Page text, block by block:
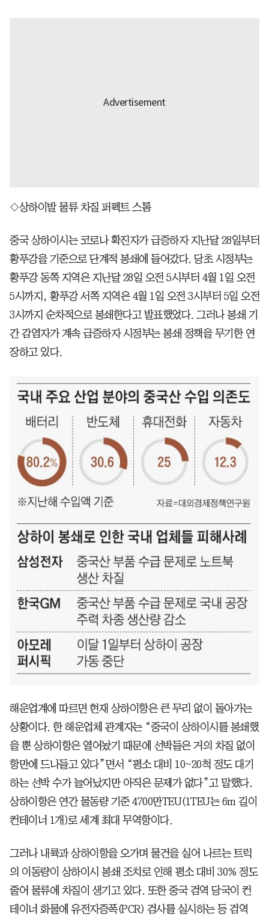
◇상하이발 물류 차질 퍼펙트 스톰
중국 상하이시는 코로나 확진자가 급증하자 지난달 28일부터
황푸강을 기준으로 단계적 봉쇄에 들어갔다. 당초 시정부는
황푸강 동쪽 지역은 지난달 28일 오전 5시부터 4월 1일 오전
5시까지, 황푸강 서쪽 지역은 4월 1일 오전 3시부터 5일 오전
3시까지 순차적으로 봉쇄한다고 발표했었다. 그러나 봉쇄 기
간 감염자가 계속 급증하자 시정부는 봉쇄 정책을 무기한 연
장하고 있다.
해운업계에 따르면 현재 상하이항은 큰 무리 없이 돌아가는
상황이다. 한 해운업체 관계자는 “중국이 상하이시를 봉쇄했
을 뿐 상하이항은 열어놨기 때문에 선박들은 거의 차질 없이
항만에 드나들고 있다”면서 “평소 대비 10~20척 정도 대기
하는 선박 수가 늘어났지만 아직은 문제가 없다”고 말했다.
상하이항은 연간 물동량 기준 4700만TEU(1TEU는 6m 길이
컨테이너 1개)로 세계 최대 무역항이다.
그러나 내륙과 상하이항을 오가며 물건을 실어 나르는 트럭
의 이동량이 상하이시 봉쇄 조치로 인해 평소 대비 30% 정도
줄어 물류에 차질이 생기고 있다. 또한 중국 검역 당국이 컨
테이너 화물에 유전자증폭(PCR) 검사를 실시하는 등 검역